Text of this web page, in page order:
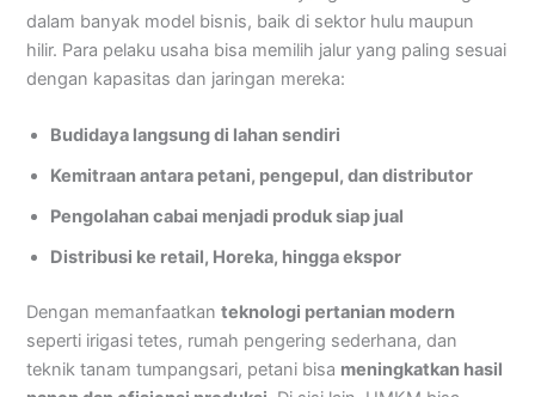
dalam banyak model bisnis, baik di sektor hulu maupun
hilir. Para pelaku usaha bisa memilih jalur yang paling sesuai
dengan kapasitas dan jaringan mereka:
Budidaya langsung di lahan sendiri
Kemitraan antara petani, pengepul, dan distributor
Pengolahan cabai menjadi produk siap jual
Distribusi ke retail, Horeka, hingga ekspor
Dengan memanfaatkanteknologi pertanian modern
seperti irigasi tetes, rumah pengering sederhana, dan
teknik tanam tumpangsari, petani bisa meningkatkan hasil